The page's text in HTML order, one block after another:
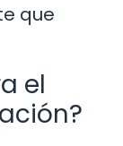
que
el